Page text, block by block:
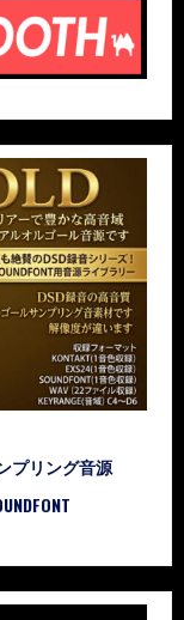
プリング音源